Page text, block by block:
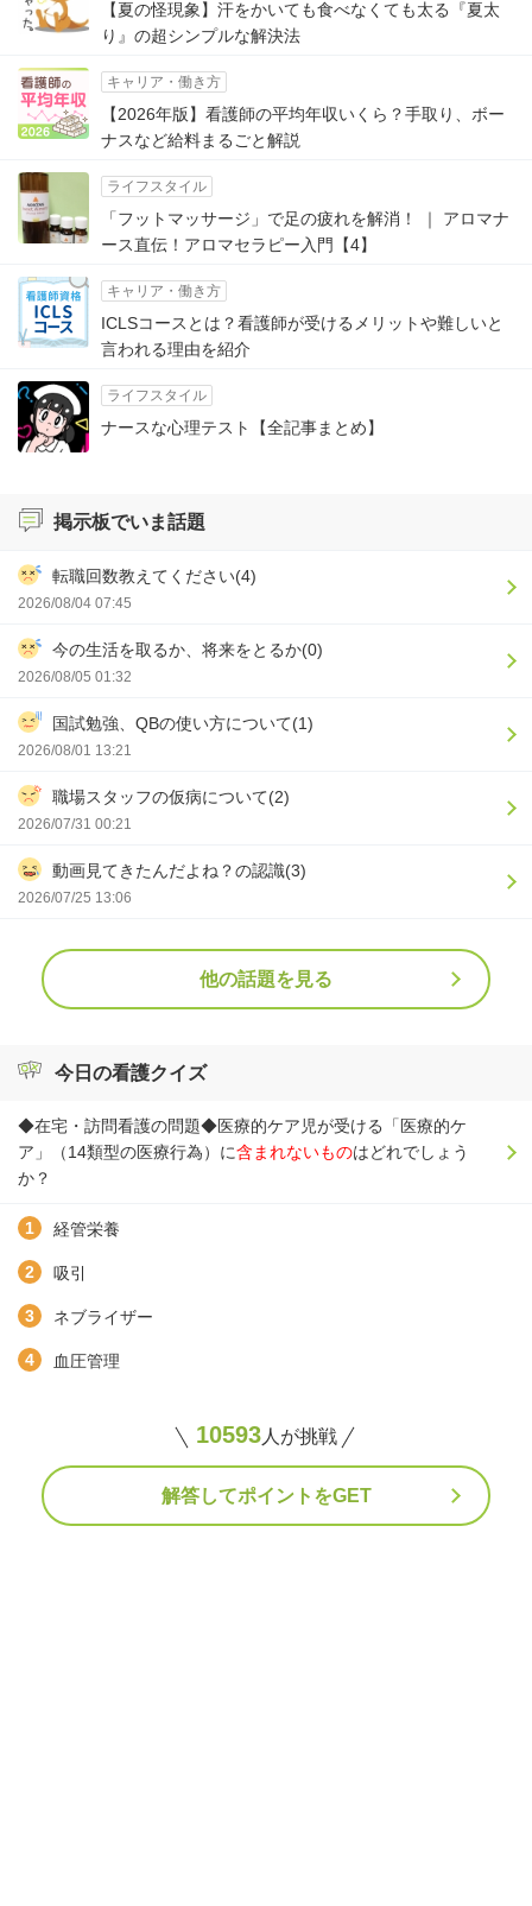
【夏の怪現象】汗をかいても食べなくても太る『夏太
り』の超シンプルな解決法
キャリア・働き方
【2026年版】看護師の平均年収いくら？手取り、ボー
ナスなど給料まるごと解説
ライフスタイル
「フットマッサージ」で足の疲れを解消！ ｜ アロマナ
ース直伝！アロマセラピー入門【4】
キャリア・働き方
ICLSコースとは？看護師が受けるメリットや難しいと
言われる理由を紹介
ライフスタイル
ナースな心理テスト【全記事まとめ】
掲示板でいま話題
転職回数教えてください(4)
2026/08/04 07:45
今の生活を取るか、将来をとるか(0)
2026/08/05 01:32
国試勉強、QBの使い方について(1)
2026/08/01 13:21
職場スタッフの仮病について(2)
2026/07/31 00:21
動画見てきたんだよね？の認識(3)
2026/07/25 13:06
他の話題を見る
今日の看護クイズ
◆在宅・訪問看護の問題◆医療的ケア児が受ける「医療的ケ
ア」（14類型の医療行為）に含まれないものはどれでしょう
か？
経管栄養
吸引
ネブライザー
血圧管理
10593人が挑戦
解答してポイントをGET